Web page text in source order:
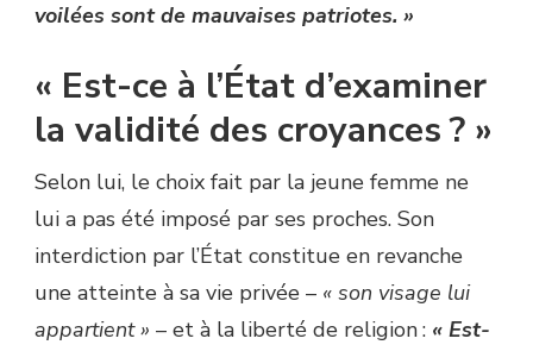
voilées sont de mauvaises patriotes. »
« Est-ce à l’État d’examiner
la validité des croyances ? »
Selon lui, le choix fait par la jeune femme ne
lui a pas été imposé par ses proches. Son
interdiction par l’État constitue en revanche
une atteinte à sa vie privée – « son visage lui
appartient » – et à la liberté de religion : « Est-